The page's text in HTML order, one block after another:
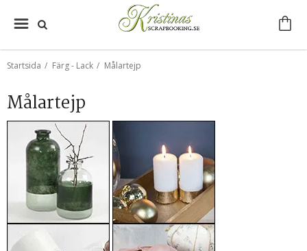
Startsida / Färg - Lack / Målartejp
Målartejp